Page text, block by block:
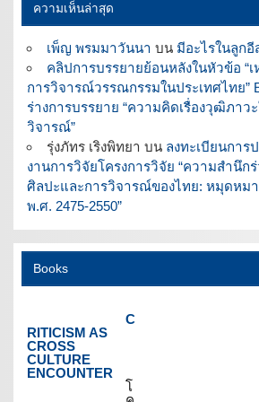
ความเห็นล่าสุด
เพ็ญ พรมมาวันนา บน มีอะไรในลูกอี
คลิปการบรรยายย้อนหลังในหัวข้อ “
การวิจารณ์วรรณกรรมในประเทศไทย”
ร่างการบรรยาย “ความคิดเรื่องวุฒิภาว
วิจารณ์”
รุ่งภัทร เริงพิทยา บน ลงทะเบียนการ
งานการวิจัยโครงการวิจัย “ความสำนึ
ศิลปะและการวิจารณ์ของไทย: หมุดหม
พ.ศ. 2475-2550”
Books
C
RITICISM AS
CROSS
CULTURE
ENCOUNTER
โ